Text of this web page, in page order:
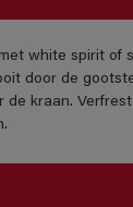
white spirit of
door de
de kraan.